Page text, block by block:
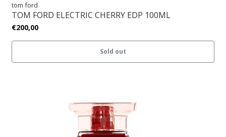
tom ford
TOM FORD ELECTRIC CHERRY EDP 100ML
€200,00
Sold out